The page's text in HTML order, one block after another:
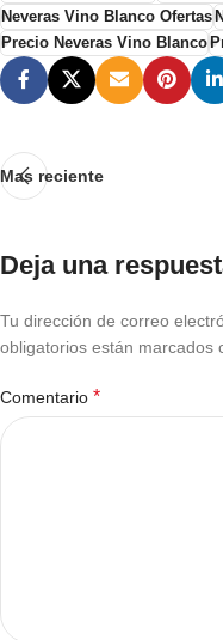
Neveras Vino Blanco Ofertas
Precio Neveras Vino Blanco
Mas reciente
Deja una
Tu dirección de correo
obligatorios están marcados
Comentario *